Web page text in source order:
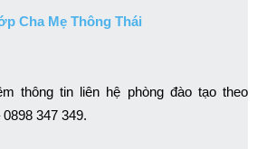
Cha Mẹ Thông Thái
thông tin liên hệ phòng đào tạo theo
347 349.